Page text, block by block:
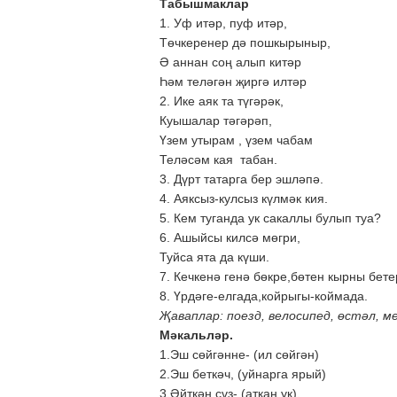
Табышмаклар
1. Уф итәр, пуф итәр,
Төчкеренер дә пошкырыныр,
Ә аннан соң алып китәр
Һәм теләгән җиргә илтәр
2. Ике аяк та түгәрәк,
Куышалар тәгәрәп,
Үзем утырам , үзем чабам
Теләсәм кая табан.
3. Дүрт татарга бер эшләпә.
4. Аяксыз-кулсыз күлмәк кия.
5. Кем туганда ук сакаллы булып туа?
6. Ашыйсы килсә мөгри,
Туйса ята да күши.
7. Кечкенә генә бөкре,бөтен кырны
8. Үрдәге-елгада,койрыгы-коймада.
Җаваплар: поезд, велосипед, өстәл,
Мәкальләр.
1.Эш сөйгәнне- (ил сөйгән)
2.Эш беткәч, (уйнарга ярый)
3.Әйткән сүз- (аткан ук).